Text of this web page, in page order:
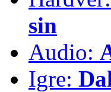
sin
Audio:
Igre: